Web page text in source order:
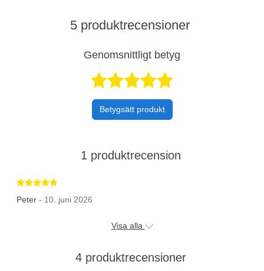
5 produktrecensioner
Genomsnittligt betyg
Betygsatt 5 av
Betygsätt produkt
1 produktrecension
Betygsatt 5 av 5 stjärnor
Peter - 10. juni 2026
Visa alla
4 produktrecensioner